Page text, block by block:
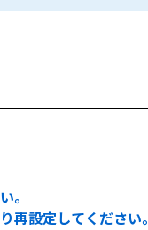
。
再設定してください。